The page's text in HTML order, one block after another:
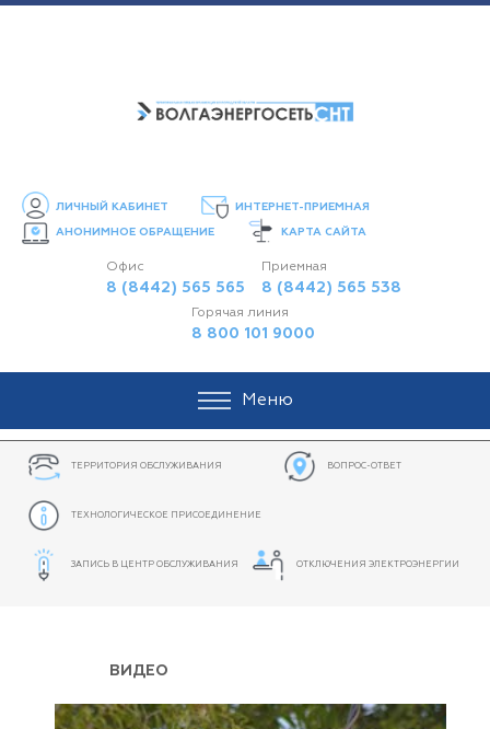
ЛИЧНЫЙ КАБИНЕТ ИНТЕРНЕТ-ПРИЕМНАЯ
АНОНИМНОЕ ОБРАЩЕНИЕ КАРТА САЙТА
Офис
8 (8442) 565 565
Приемная
8 (8442) 565 538
Горячая линия
8 800 101 9000
Меню
ТЕРРИТОРИЯ ОБСЛУЖИВАНИЯ ВОПРОС-ОТВЕТ
ТЕХНОЛОГИЧЕСКОЕ ПРИСОЕДИНЕНИЕ
ЗАПИСЬ В ЦЕНТР ОБСЛУЖИВАНИЯ ОТКЛЮЧЕНИЯ ЭЛЕКТРОЭНЕРГИИ
ВИДЕО